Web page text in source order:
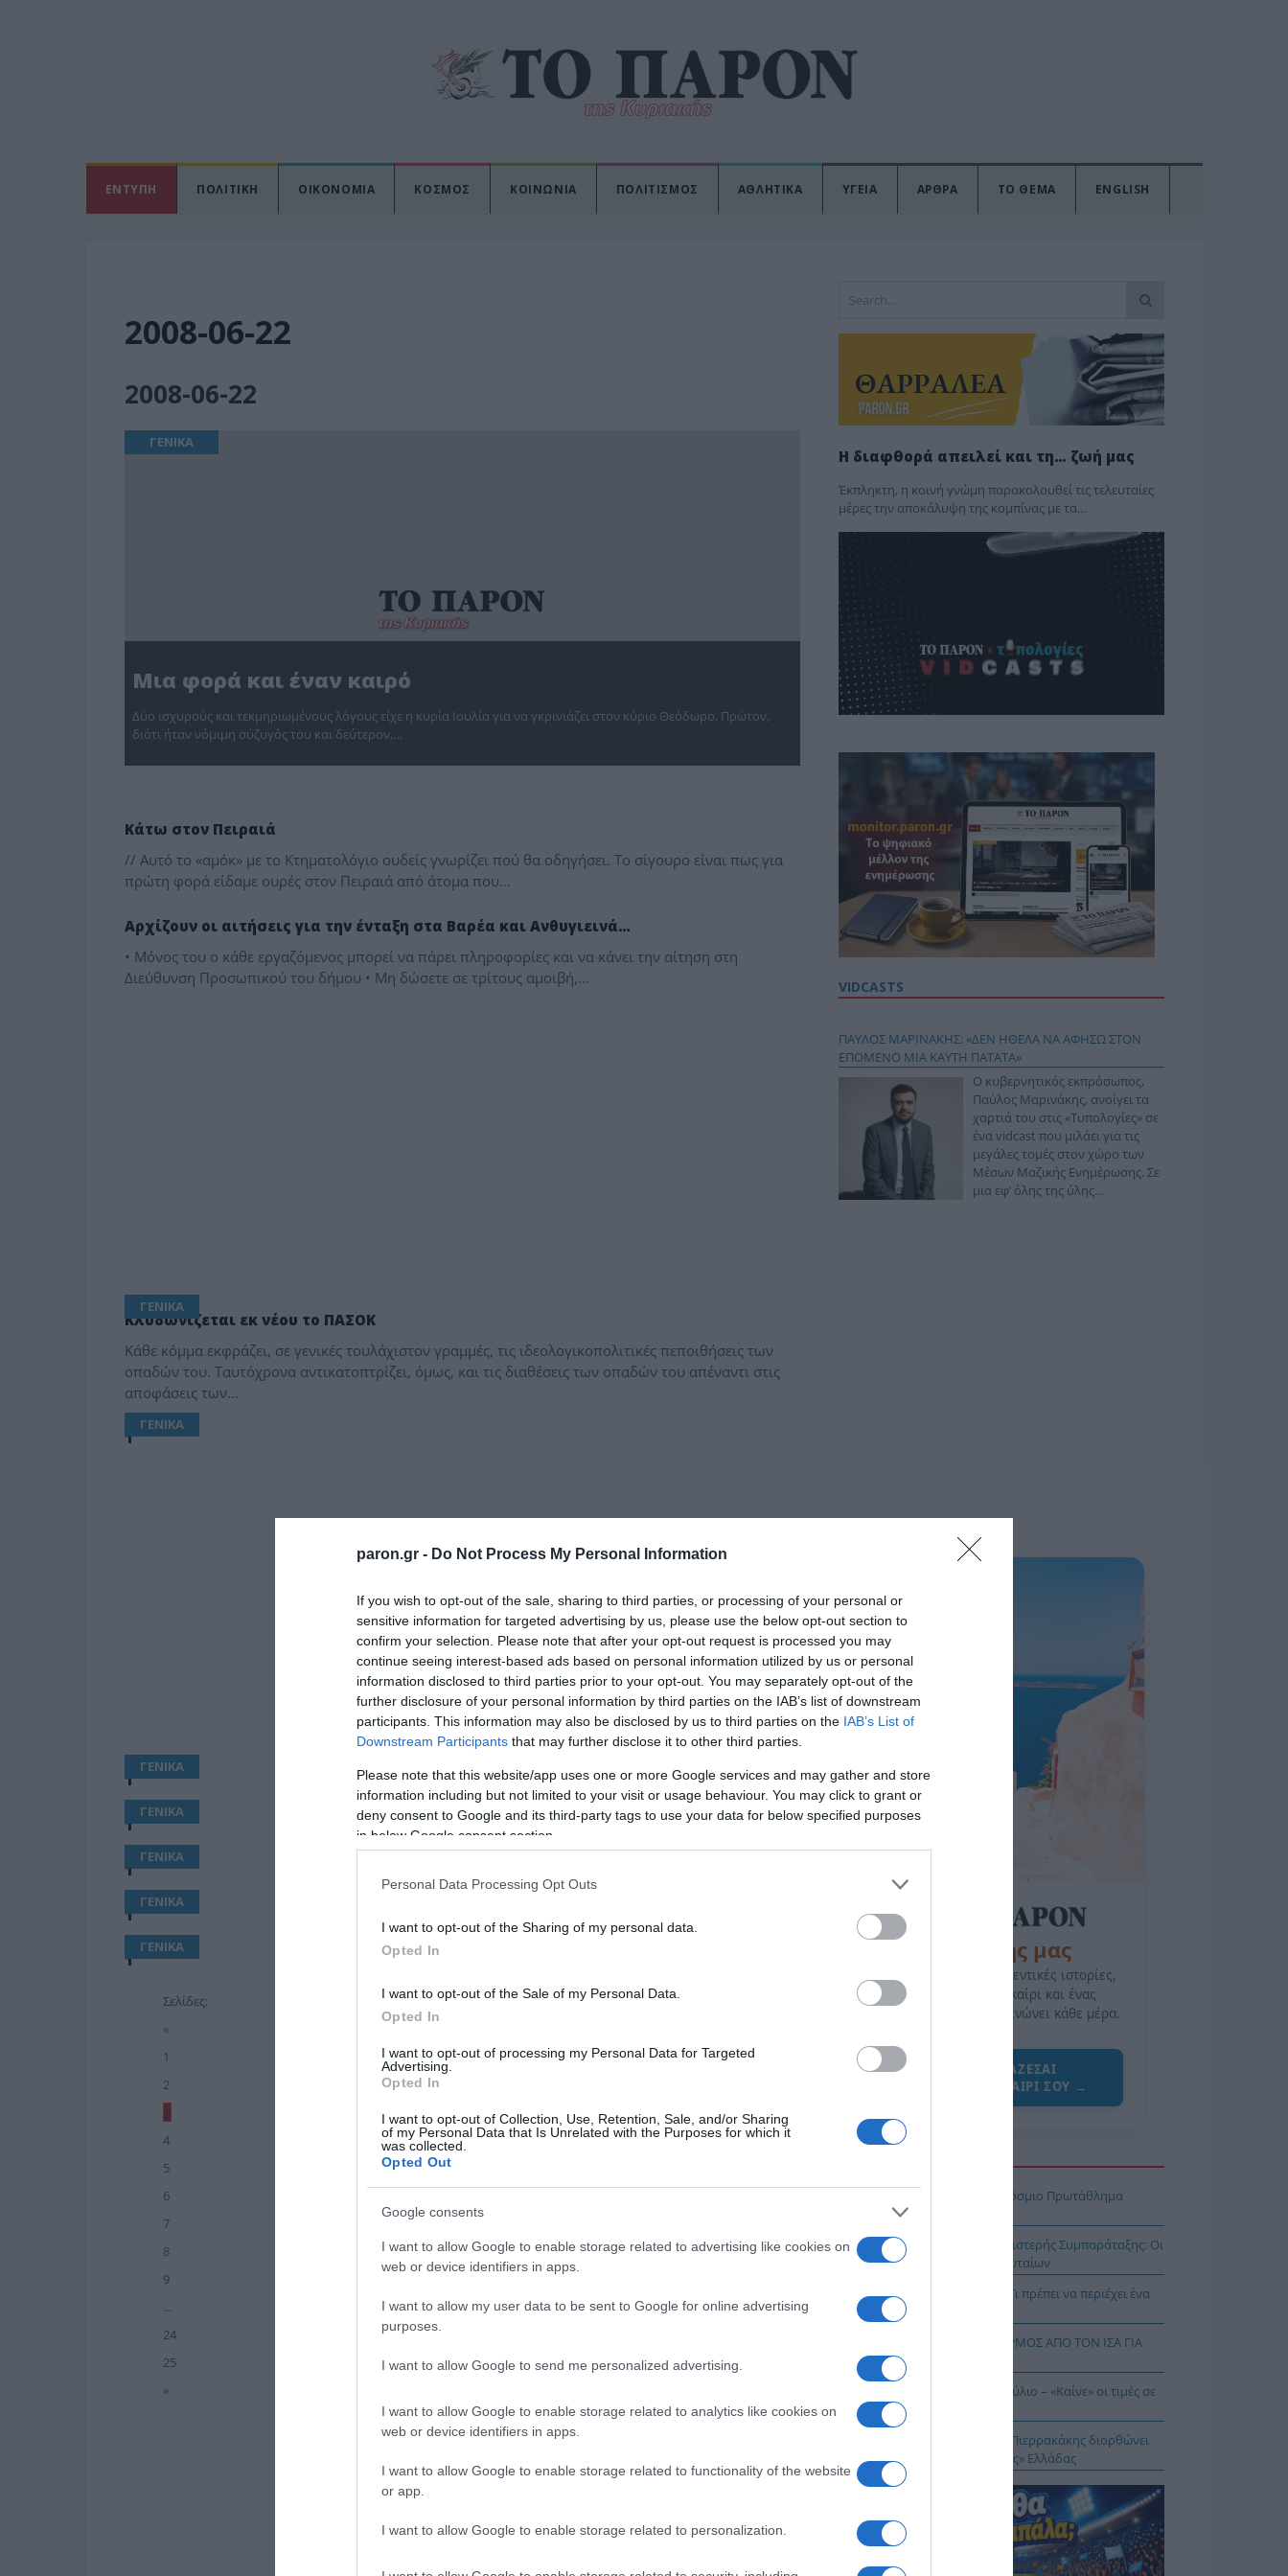
paron.gr - Do Not Process My Personal Information
If you wish to opt-out of the sale, sharing to third parties, or processing of your personal or
sensitive information for targeted advertising by us, please use the below opt-out section to
confirm your selection. Please note that after your opt-out request is processed you may
continue seeing interest-based ads based on personal information utilized by us or personal
information disclosed to third parties prior to your opt-out. You may separately opt-out of the
further disclosure of your personal information by third parties on the IAB’s list of downstream
participants. This information may also be disclosed by us to third parties on the IAB’s List of
Downstream Participants that may further disclose it to other third parties.
Please note that this website/app uses one or more Google services and may gather and store
information including but not limited to your visit or usage behaviour. You may click to grant or
deny consent to Google and its third-party tags to use your data for below specified purposes
in below Google consent section.
Personal Data Processing Opt Outs
I want to opt-out of the Sharing of my personal data.
Opted In
I want to opt-out of the Sale of my Personal Data.
Opted In
I want to opt-out of processing my Personal Data for Targeted
Advertising.
Opted In
I want to opt-out of Collection, Use, Retention, Sale, and/or Sharing
of my Personal Data that Is Unrelated with the Purposes for which it
was collected.
Opted Out
Google consents
I want to allow Google to enable storage related to advertising like cookies on
web or device identifiers in apps.
I want to allow my user data to be sent to Google for online advertising
purposes.
I want to allow Google to send me personalized advertising.
I want to allow Google to enable storage related to analytics like cookies on
web or device identifiers in apps.
I want to allow Google to enable storage related to functionality of the website
or app.
I want to allow Google to enable storage related to personalization.
ΕΝΤΥΠΗ ΠΟΛΙΤΙΚΗ ΟΙΚΟΝΟΜΙΑ ΚΟΣΜΟΣ ΚΟΙΝΩΝΙΑ ΠΟΛΙΤΙΣΜΟΣ ΑΘΛΗΤΙΚΑ ΥΓΕΙΑ ΑΡΘΡΑ ΤΟ ΘΕΜΑ ENGLISH
2008-06-22
2008-06-22
ΓΕΝΙΚΑ
Μια φορά και έναν καιρό
Δύο ισχυρούς και τεκμηριωμένους λόγους είχε η κυρία Ιουλία για να γκρινιάζει στον κύριο Θεόδωρο. Πρώτον,
διότι ήταν νόμιμη σύζυγός του και δεύτερον,…
Κάτω στον Πειραιά
// Αυτό το «αμόκ» με το Κτηματολόγιο ουδείς γνωρίζει πού θα οδηγήσει. Το σίγουρο είναι πως για
πρώτη φορά είδαμε ουρές στον Πειραιά από άτομα που…
Αρχίζουν οι αιτήσεις για την ένταξη στα Βαρέα και Ανθυγιεινά…
• Μόνος του ο κάθε εργαζόμενος μπορεί να πάρει πληροφορίες και να κάνει την αίτηση στη
Διεύθυνση Προσωπικού του δήμου • Μη δώσετε σε τρίτους αμοιβή,…
ΓΕΝΙΚΑ
Κλυδωνίζεται εκ νέου το ΠΑΣΟΚ
Κάθε κόμμα εκφράζει, σε γενικές τουλάχιστον γραμμές, τις ιδεολογικοπολιτικές πεποιθήσεις των
οπαδών του. Ταυτόχρονα αντικατοπτρίζει, όμως, και τις διαθέσεις των οπαδών του απέναντι στις
αποφάσεις των…
ΓΕΝΙΚΑ
1
ΓΕΝΙΚΑ
1
ΓΕΝΙΚΑ
1
ΓΕΝΙΚΑ
1
ΓΕΝΙΚΑ
1
ΓΕΝΙΚΑ
1
Σελίδες:
«
1
2
3
4
5
6
7
8
9
...
24
25
»
Η διαφθορά απειλεί και τη… ζωή μας
Έκπληκτη, η κοινή γνώμη παρακολουθεί τις τελευταίες
μέρες την αποκάλυψη της κο­μπίνας με τα…
VIDCASTS
ΠΑΥΛΟΣ ΜΑΡΙΝΑΚΗΣ: «ΔΕΝ ΗΘΕΛΑ ΝΑ ΑΦΗΣΩ ΣΤΟΝ
ΕΠΟΜΕΝΟ ΜΙΑ ΚΑΥΤΗ ΠΑΤΑΤΑ»
Ο κυβερνητικός εκπρόσωπος,
Παύλος Μαρινάκης, ανοίγει τα
χαρτιά του στις «Τυπολογίες» σε
ένα vidcast που μιλάει για τις
μεγάλες τομές στον χώρο των
Μέσων Μαζικής Ενημέρωσης. Σε
μια εφ’ όλης της ύλης
της Ζωής μας
Οι άνθρωποι, οι αυθεντικές ιστορίες,
το ελληνικό καλοκαίρι και ένας
πολιτισμός που μας ενώνει κάθε μέρα.
ΌΣΑ ΧΡΕΙΆΖΕΣΑΙ
ΓΙΑ ΤΟ ΚΑΛΟΚΑΊΡΙ ΣΟΥ →
Ιππασία – Η Ελλάδα στο Παγκόσμιο Πρωτάθλημα
Ιππασίας!
Ανακοίνωση της Ελληνικής Αριστερής Συμπαράταξης: Οι
«άριστοι» τελευταίοι των τελευταίων
Ελληνικός Ερυθρός Σταυρός: Τι πρέπει να περιέχει ένα
φαρμακείο διακοπών
ΙΟΣ ΔΥΤΙΚΟΥ ΝΕΙΛΟΥ: ΣΥΝΑΓΕΡΜΟΣ ΑΠΟ ΤΟΝ ΙΣΑ ΓΙΑ
ΤΗΝ ΑΤΤΙΚΗ
Πληθωρισμός: Στο 3,4% τον Ιούλιο – «Καίνε» οι τιμές σε
στέγη και καύσιμα
Το… Δικαίωμα στη Σιωπή…: Ο Πιερρακάκης διορθώνει
την εικόνα μιας «διεφθαρμένης» Ελλάδας